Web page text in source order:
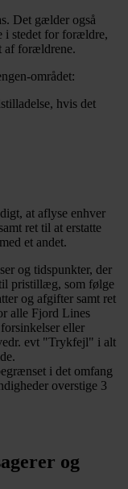
Det gælder også
i stedet for forældre,
af forældrene.
området:
hvis det
at aflyse enhver
ret til at erstatte
et andet.
og tidspunkter, der
til pristillæg, som følge
og afgifter samt ret
alle Fjord Lines
eller
evt "Trykfejl" i alt
i det omfang
overstige 3
og